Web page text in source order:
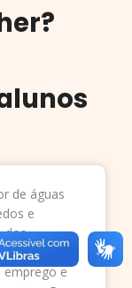
de águas
e
dos
do curso
emprego e